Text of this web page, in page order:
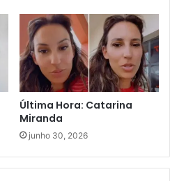
Última Hora: Catarina
Miranda
junho 30, 2026